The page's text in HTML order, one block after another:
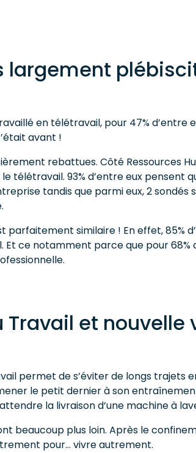
largement
en télétravail, pour 47% d’entre
avant !
rebattues. Côté Ressources
télétravail. 93% d’entre eux pensent
tandis que parmi eux, 2 sondés
similaire ! En effet, 85%
Et ce notamment parce que pour 68%
et nouvelle
permet de s’éviter de longs trajets
le petit dernier à son
la livraison d’une machine à
beaucoup plus loin. Après le
pour… vivre autrement.